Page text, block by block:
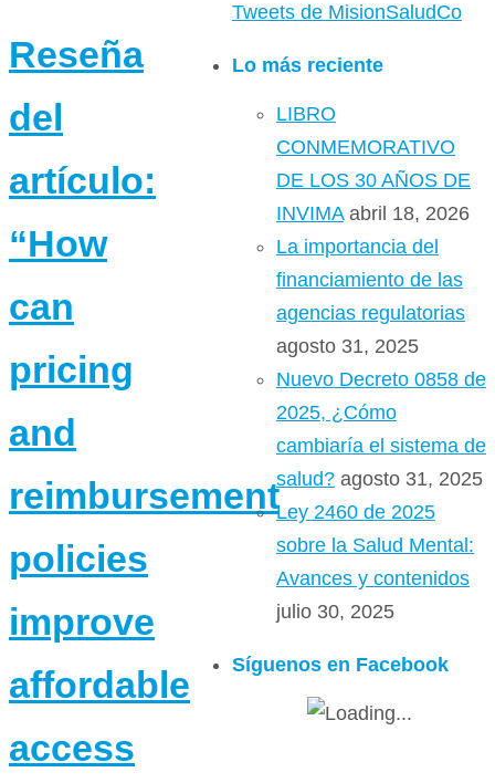
Reseña
del
artículo:
“How
can
pricing
and
reimbursement
policies
improve
affordable
access
Tweets de MisionSaludCo
Lo más reciente
LIBRO
CONMEMORATIVO
DE LOS 30 AÑOS DE
INVIMA abril 18, 2026
La importancia del
financiamiento de las
agencias regulatorias
agosto 31, 2025
Nuevo Decreto 0858 de
2025, ¿Cómo
cambiaría el sistema de
salud? agosto 31, 2025
Ley 2460 de 2025
sobre la Salud Mental:
Avances y contenidos
julio 30, 2025
Síguenos en Facebook